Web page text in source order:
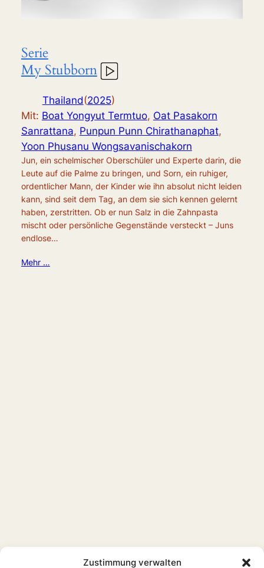
Zustimmung verwalten
Serie
My Stubborn
Thailand(2025)
Mit: Boat Yongyut Termtuo, Oat Pasakorn
Sanrattana, Punpun Punn Chirathanaphat,
Yoon Phusanu Wongsavanischakorn
Jun, ein schelmischer Oberschüler und Experte darin, die
Leute auf die Palme zu bringen, und Sorn, ein ruhiger,
ordentlicher Mann, der Kinder wie ihn absolut nicht leiden
kann, sind seit dem Tag, an dem sie sich kennen gelernt
haben, zerstritten. Ob er nun Salz in die Zahnpasta
mischt oder persönliche Gegenstände versteckt – Juns
endlose…
Mehr …